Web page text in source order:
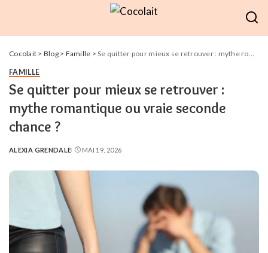
Cocolait > Blog> Famille >Se quitter pour mieux se retrouver : mythe romantique ou vraie seconde chance ?
FAMILLE
Se quitter pour mieux se retrouver :
mythe romantique ou vraie seconde
chance ?
POSTED
ALEXIA GRENDALE MAI 19, 2026